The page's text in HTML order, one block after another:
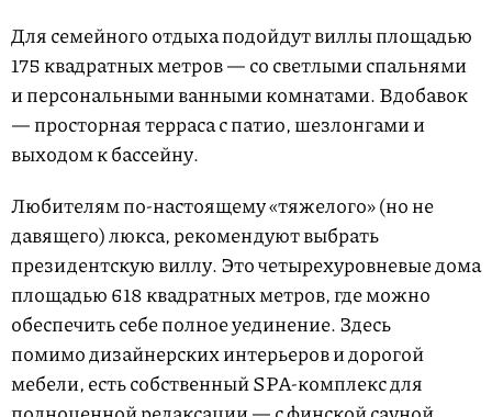
Для семейного отдыха подойдут виллы площадью
175 квадратных метров — со светлыми спальнями
и персональными ванными комнатами. Вдобавок
— просторная терраса с патио, шезлонгами и
выходом к бассейну.
Любителям по-настоящему «тяжелого» (но не
давящего) люкса, рекомендуют выбрать
президентскую виллу. Это четырехуровневые дома
площадью 618 квадратных метров, где можно
обеспечить себе полное уединение. Здесь
помимо дизайнерских интерьеров и дорогой
мебели, есть собственный SPA-комплекс для